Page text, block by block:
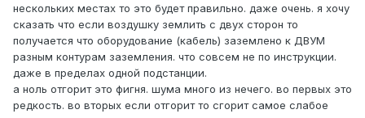
нескольких местах то это будет правильно. даже очень. я хочу
сказать что если воздушку землить с двух сторон то
получается что оборудование (кабель) заземлено к ДВУМ
разным контурам заземления. что совсем не по инструкции.
даже в пределах одной подстанции.
а ноль отгорит это фигня. шума много из нечего. во первых это
редкость. во вторых если отгорит то сгорит самое слабое